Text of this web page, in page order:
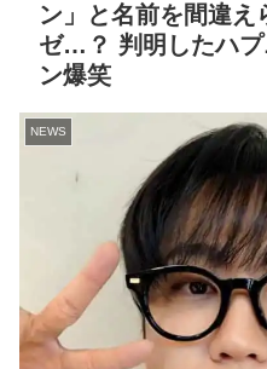
ン」と名前を間違え
ゼ…？ 判明したハ
ン爆笑
NEWS